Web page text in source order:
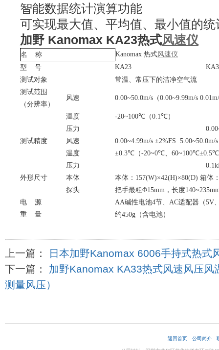
智能数据统计演算功能
可实现最大值、平均值、最小值的统
加野 Kanomax KA23热式风速仪
名 称 Kanomax 热式风速仪
型
号 KA23
测试对象
常温、常压下的洁净空气流
测试范围
（分辨率）
风速 0.00~50.0m/s （0.00~9.99m/s
温度 -20~100℃（0.1℃）
压力
测试精度
风速 0.00~4.99m/s ±2%FS 5.00~50.0m/
温度
±0.3℃（-20~0℃、 60~100℃±0.5℃
压力
外形尺寸
本体 本体： 157(W)×42(H)×80(D) 箱体
探头
把手最粗Φ15mm ，长度
电
源 AA碱性电池4节、 AC适配器（5V
重
量 约450g （含电池）
上一篇：
日本加野Kanomax 6006手持式热式
下一篇： 加野Kanomax KA33热式风速风压风
测量风压）
返回首页 公司简介